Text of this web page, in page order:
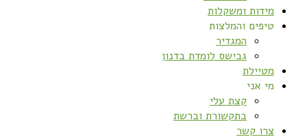
מידות ומשקלות
טיפים והמלצות
המגדיר
גבישס לומדת בדנון
מטיילת
מי אני
קצת עלי
בתקשורת וברשת
צרו קשר